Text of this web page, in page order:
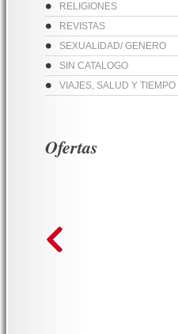
RELIGIONES
REVISTAS
SEXUALIDAD/ GENERO
SIN CATALOGO
VIAJES, SALUD Y
Ofertas